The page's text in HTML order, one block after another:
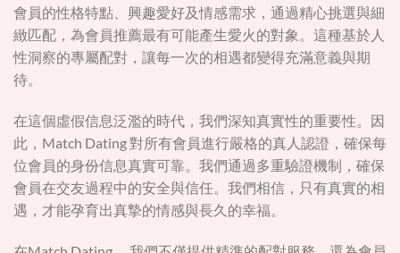
會員的性格特點、興趣愛好及情感需求，通過精心挑選與細
緻匹配，為會員推薦最有可能產生愛火的對象。這種基於人
性洞察的專屬配對，讓每一次的相遇都變得充滿意義與期
待。
在這個虛假信息泛濫的時代，我們深知真實性的重要性。因
此，Match Dating 對所有會員進行嚴格的真人認證，確保每
位會員的身份信息真實可靠。我們通過多重驗證機制，確保
會員在交友過程中的安全與信任。我們相信，只有真實的相
遇，才能孕育出真摯的情感與長久的幸福。